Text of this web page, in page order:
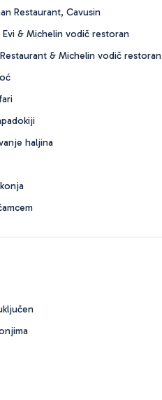
Restaurant, Cavusin
Evi & Michelin vodič restoran
& Michelin vodič restoran
haljina